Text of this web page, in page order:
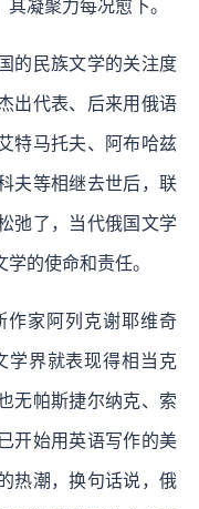
凝聚力每况愈下。
的民族文学的关注度
出代表、后来用俄语
特马托夫、阿布哈兹
夫等相继去世后，联
弛了，当代俄国文学
的使命和责任。
作家阿列克谢耶维奇
学界就表现得相当克
无帕斯捷尔纳克、索
开始用英语写作的美
热潮，换句话说，俄